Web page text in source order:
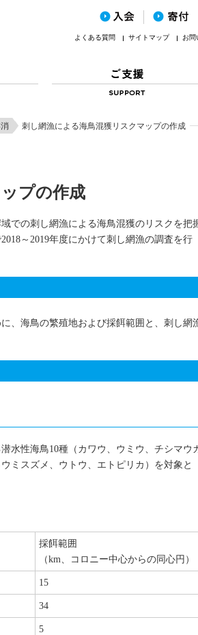
よくある質問 サイトマップ お問
刺し網漁による海鳥混獲リスクマップの作成
プの作成
での刺し網漁による海鳥混獲のリスクを把
～2019年度にかけて刺し網漁の調査を行
、海鳥の繁殖地および採餌範囲と、刺し網
水性海鳥10種（カワウ、ウミウ、チシマウ
ミスズメ、ウトウ、エトピリカ）を対象と
採餌範囲
（km、コロニー中心からの同心円）
15
34
5